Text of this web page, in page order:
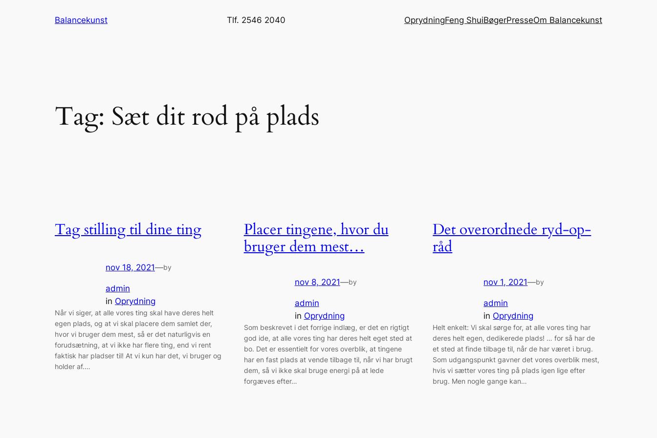
Balancekunst Tlf. 2546 2040 OprydningFeng ShuiBøgerPresseOm Balancekunst
Tag: Sæt dit rod på plads
Tag stilling til dine ting
nov 18, 2021—by
admin
in Oprydning
Når vi siger, at alle vores ting skal have deres helt
egen plads, og at vi skal placere dem samlet der,
hvor vi bruger dem mest, så er det naturligvis en
forudsætning, at vi ikke har flere ting, end vi rent
faktisk har pladser til! At vi kun har det, vi bruger og
holder af.…
Placer tingene, hvor du
bruger dem mest…
nov 8, 2021—by
admin
in Oprydning
Som beskrevet i det forrige indlæg, er det en rigtigt
god ide, at alle vores ting har deres helt eget sted at
bo. Det er essentielt for vores overblik, at tingene
har en fast plads at vende tilbage til, når vi har brugt
dem, så vi ikke skal bruge energi på at lede
forgæves efter…
Det overordnede ryd-op-
råd
nov 1, 2021—by
admin
in Oprydning
Helt enkelt: Vi skal sørge for, at alle vores ting har
deres helt egen, dedikerede plads! … for så har de
et sted at finde tilbage til, når de har været i brug.
Som udgangspunkt gavner det vores overblik mest,
hvis vi sætter vores ting på plads igen lige efter
brug. Men nogle gange kan…